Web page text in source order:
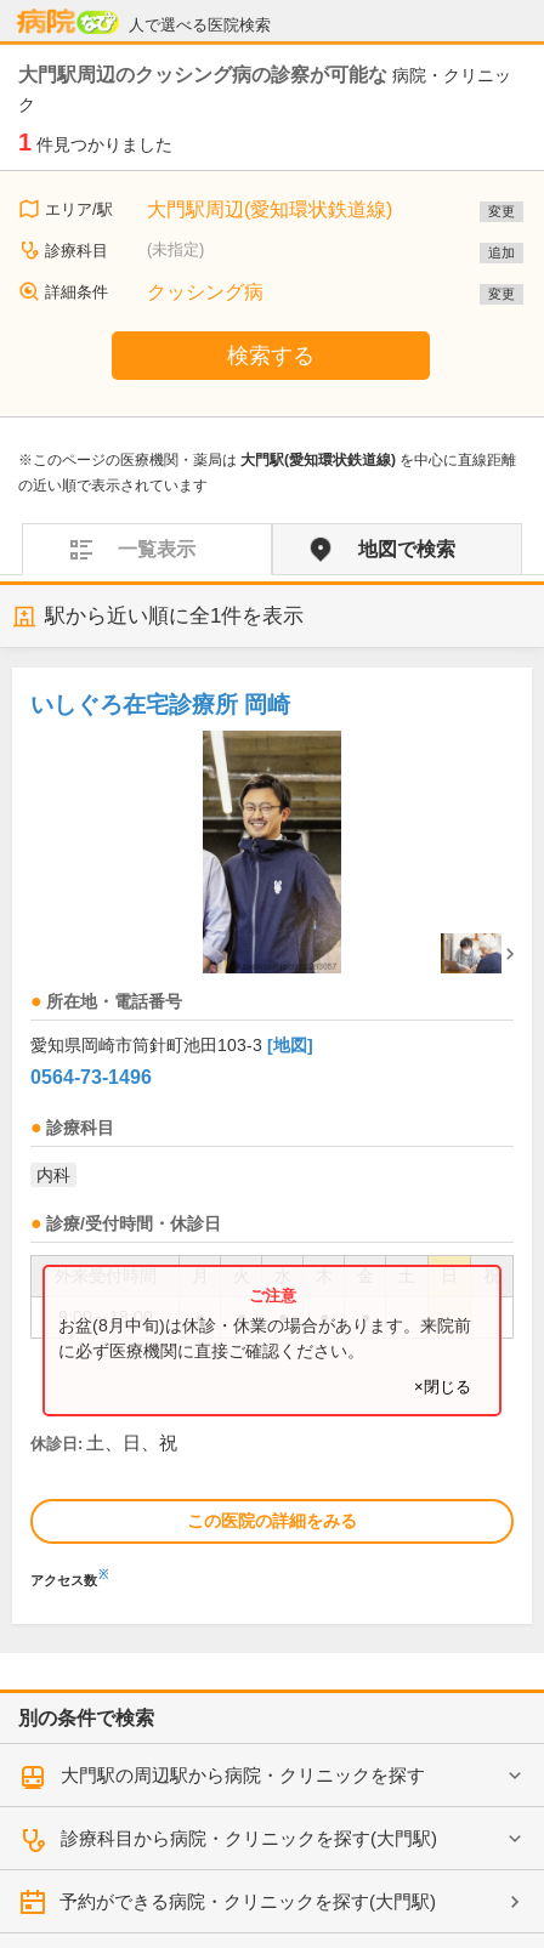
人で選べる医院検索
病院なび
大門駅周辺のクッシング病の診察が可能な 病院・クリニッ
ク
1 件見つかりました
エリア/駅 大門駅周辺(愛知環状鉄道線) 変更
診療科目 (未指定) 追加
詳細条件 クッシング病 変更
検索する
※このページの医療機関・薬局は 大門駅(愛知環状鉄道線) を中心に直線距離
の近い順で表示されています
一覧表示 地図で検索
駅から近い順に全1件を表示
いしぐろ在宅診療所 岡崎
所在地・電話番号
愛知県岡崎市筒針町池田103-3 [地図]
0564-73-1496
診療科目
内科
診療/受付時間・休診日
祝
9:00～18:00 ● ● ● ● ●
お盆(8月中旬)は休診・休業の場合があります。来院前
に必ず医療機関に直接ご確認ください。
×閉じる
休診日: 土、日、祝
この医院の詳細をみる
アクセス数※
別の条件で検索
大門駅の周辺駅から病院・クリニックを探す
診療科目から病院・クリニックを探す(大門駅)
予約ができる病院・クリニックを探す(大門駅)